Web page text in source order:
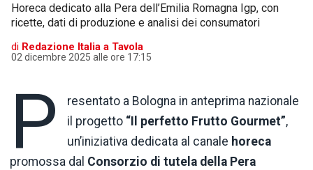
Horeca dedicato alla Pera dell’Emilia Romagna Igp, con
ricette, dati di produzione e analisi dei consumatori
di Redazione Italia a Tavola
02 dicembre 2025 alle ore 17:15
P
resentato a Bologna in anteprima nazionale
il progetto “Il perfetto Frutto Gourmet”,
un’iniziativa dedicata al canale horeca
promossa dal Consorzio di tutela della Pera